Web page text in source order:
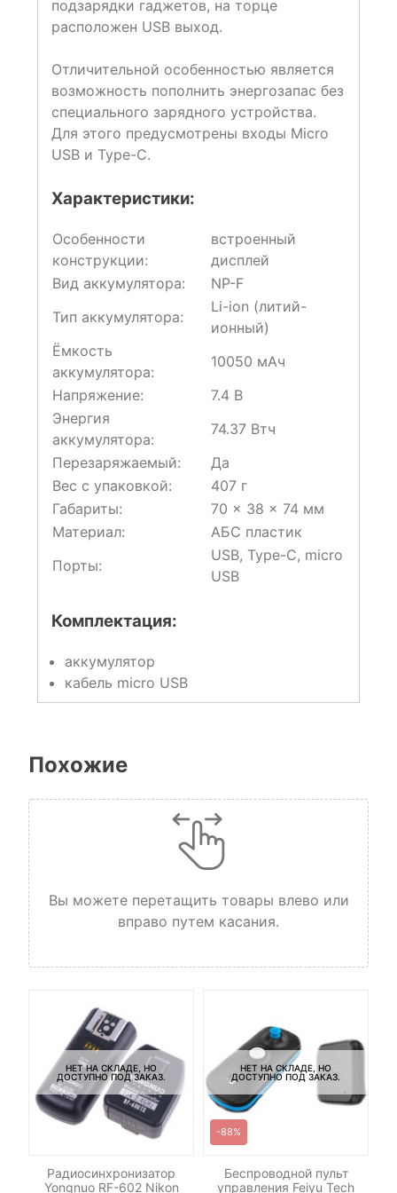
подзарядки гаджетов, на торце
расположен USB выход.
Отличительной особенностью является
возможность пополнить энергозапас без
специального зарядного устройства.
Для этого предусмотрены входы Micro
USB и Type-C.
Характеристики:
Особенности
конструкции:
встроенный
дисплей
Вид аккумулятора:
NP-F
Тип аккумулятора:
Li-ion (литий-
ионный)
Ёмкость
аккумулятора:
10050 мАч
Напряжение:
7.4 В
Энергия
аккумулятора:
74.37 Втч
Перезаряжаемый:
Да
Вес с упаковкой:
407 г
Габариты:
70 × 38 × 74 мм
Материал:
АБС пластик
Порты:
USB, Type-C, micro
USB
Комплектация:
аккумулятор
кабель micro USB
Похожие
Вы можете перетащить товары влево или
вправо путем касания.
НЕТ НА СКЛАДЕ, НО
ДОСТУПНО ПОД ЗАКАЗ.
Радиосинхронизатор
Yongnuo RF-602 Nikon
НЕТ НА СКЛАДЕ, НО
ДОСТУПНО ПОД ЗАКАЗ.
-88%
Беспроводной пульт
управления Feiyu Tech